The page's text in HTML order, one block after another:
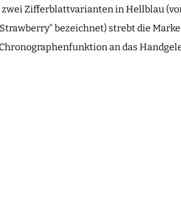
Zifferblattvarianten in Hellblau
bezeichnet) strebt die
an das